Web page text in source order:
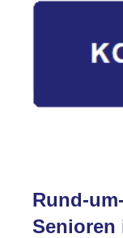
Rund-
Senioren